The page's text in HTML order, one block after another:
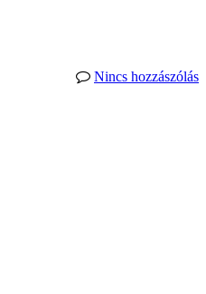
Nincs hozzászólás